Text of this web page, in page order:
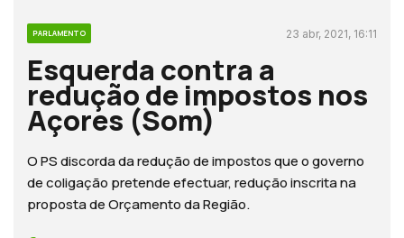
PARLAMENTO 23 abr, 2021, 16:11
Esquerda contra a
redução de impostos nos
Açores (Som)
O PS discorda da redução de impostos que o governo
de coligação pretende efectuar, redução inscrita na
proposta de Orçamento da Região.